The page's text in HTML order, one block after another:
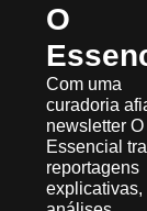
O
Com uma
curadoria
newsletter O
Essencial
reportagens
explicativas,